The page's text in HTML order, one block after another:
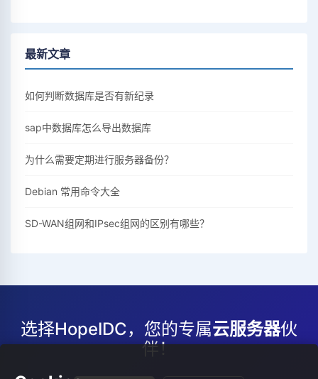
最新文章
如何判断数据库是否有新纪录
sap中数据库怎么导出数据库
为什么需要定期进行服务器备份？
Debian 常用命令大全
SD-WAN组网和IPsec组网的区别有哪些？
选择HopeIDC，您的专属云服务器伙
伴！